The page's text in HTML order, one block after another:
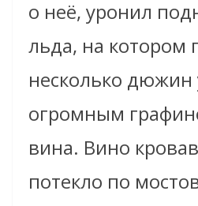
о неё, уронил
льда, на котором
несколько дюжин
огромным
вина. Вино
потекло по